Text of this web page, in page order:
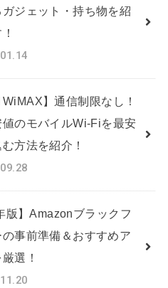
ガジェット・持ち物を紹
WiMAX】通信制限なし！
のモバイルWi-Fiを最安
方法を紹介！
版】Amazonブラックフ
事前準備＆おすすめア
選！